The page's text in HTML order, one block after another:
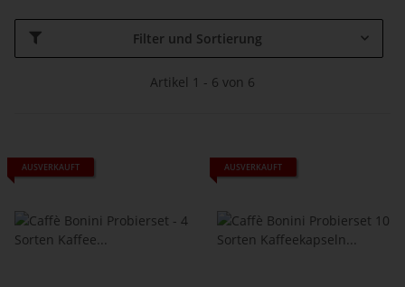
Filter und Sortierung
Artikel 1 - 6 von 6
AUSVERKAUFT AUSVERKAUFT